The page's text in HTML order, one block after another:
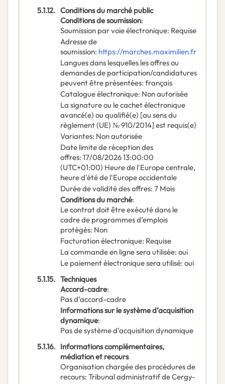
5.1.12. Conditions du marché public
Conditions de soumission:
Soumission par voie électronique: Requise
Adresse de
soumission: https://marches.maximilien.fr
Langues dans lesquelles les offres ou
demandes de participation/candidatures
peuvent être présentées: français
Catalogue électronique: Non autorisée
La signature ou le cachet électronique
avancé(e) ou qualifié(e) [au sens du
règlement (UE) № 910/2014] est requis(e)
Variantes: Non autorisée
Date limite de réception des
offres: 17/08/202613:00:00
(UTC+01:00) Heure de l'Europe centrale,
heure d'été de l'Europe occidentale
Durée de validité des offres: 7 Mois
Conditions du marché:
Le contrat doit être exécuté dans le
cadre de programmes d’emplois
protégés: Non
Facturation électronique: Requise
La commande en ligne sera utilisée: oui
Le paiement électronique sera utilisé: oui
5.1.15. Techniques
Accord-cadre:
Pas d’accord-cadre
Informations sur le système d’acquisition
dynamique:
Pas de système d’acquisition dynamique
5.1.16. Informations complémentaires,
médiation et recours
Organisation chargée des procédures de
recours: Tribunal administratif de Cergy-